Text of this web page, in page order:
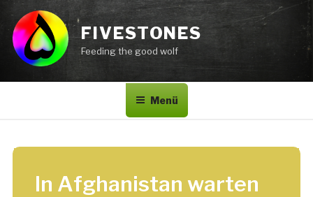
Inhalt
springen
FIVESTONES
Feeding the good wolf
Menü
In Afghanistan warten